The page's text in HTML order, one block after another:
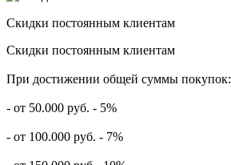
Скидки постоянным клиентам
Скидки постоянным клиентам
При достижении общей суммы покупок:
- от 50.000 руб. - 5%
- от 100.000 руб. - 7%